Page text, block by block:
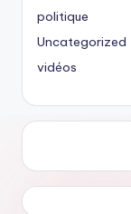
politique
Uncategorized
vidéos